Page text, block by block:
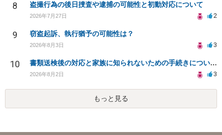
8 盗撮行為の後日捜査や逮捕の可能性と初動対応について
2026年7月27日 2
9 窃盗起訴、執行猶予の可能性は？
2026年8月3日 3
10 書類送検後の対応と家族に知られないための手続きについて相談
2026年8月2日 3
もっと見る